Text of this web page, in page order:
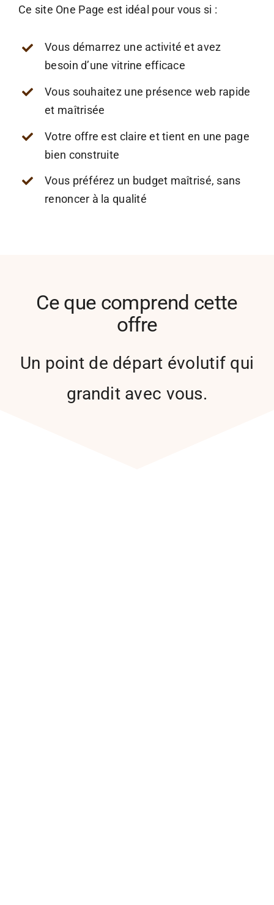
Ce site One Page est idéal pour vous si :
Vous démarrez une activité et avez
besoin d’une vitrine efficace
Vous souhaitez une présence web rapide
et maîtrisée
Votre offre est claire et tient en une page
bien construite
Vous préférez un budget maîtrisé, sans
renoncer à la qualité
Ce que comprend cette
offre
Un point de départ évolutif qui
grandit avec vous.